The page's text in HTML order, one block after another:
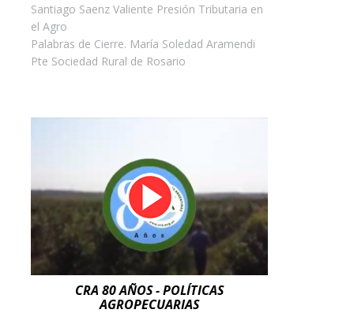
Santiago Saenz Valiente Presión Tributaria en
el Agro
Palabras de Cierre. María Soledad Aramendi
Pte Sociedad Rural de Rosario
CRA 80 AÑOS - POLÍTICAS
AGROPECUARIAS